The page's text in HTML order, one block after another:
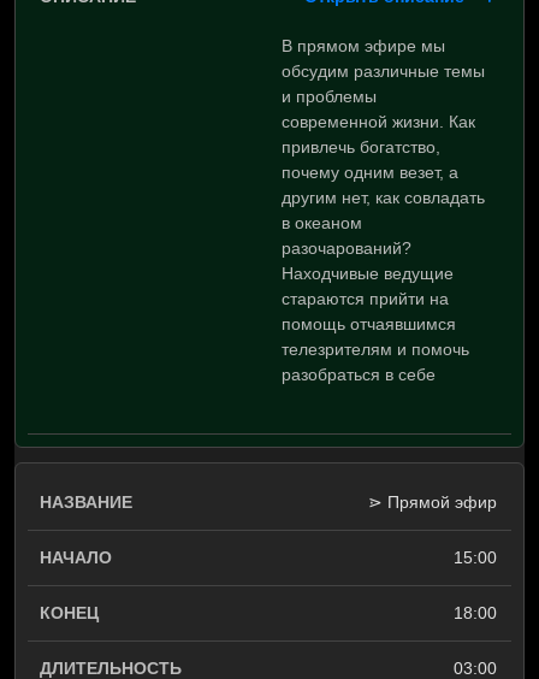
В прямом эфире мы
обсудим различные темы
и проблемы
современной жизни. Как
привлечь богатство,
почему одним везет, а
другим нет, как совладать
в океаном
разочарований?
Находчивые ведущие
стараются прийти на
помощь отчаявшимся
телезрителям и помочь
разобраться в себе
⋗ Прямой эфир
15:00
18:00
03:00